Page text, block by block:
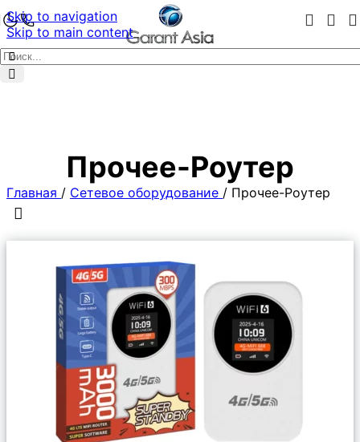
Skip to navigation
Skip to main content
Прочее-Роутер
Главная / Сетевое оборудование / Прочее-Роутер